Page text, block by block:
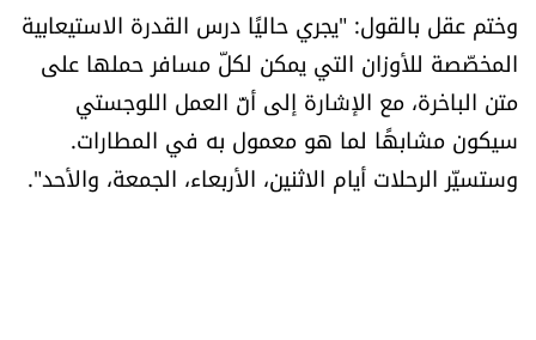
وختم عقل بالقول: "يجري حاليًا درس القدرة الاستيعابية
المخصّصة للأوزان التي يمكن لكلّ مسافر حملها على
متن الباخرة، مع الإشارة إلى أنّ العمل اللوجستي
سيكون مشابهًا لما هو معمول به في المطارات.
وستسيّر الرحلات أيام الاثنين، الأربعاء، الجمعة، والأحد".